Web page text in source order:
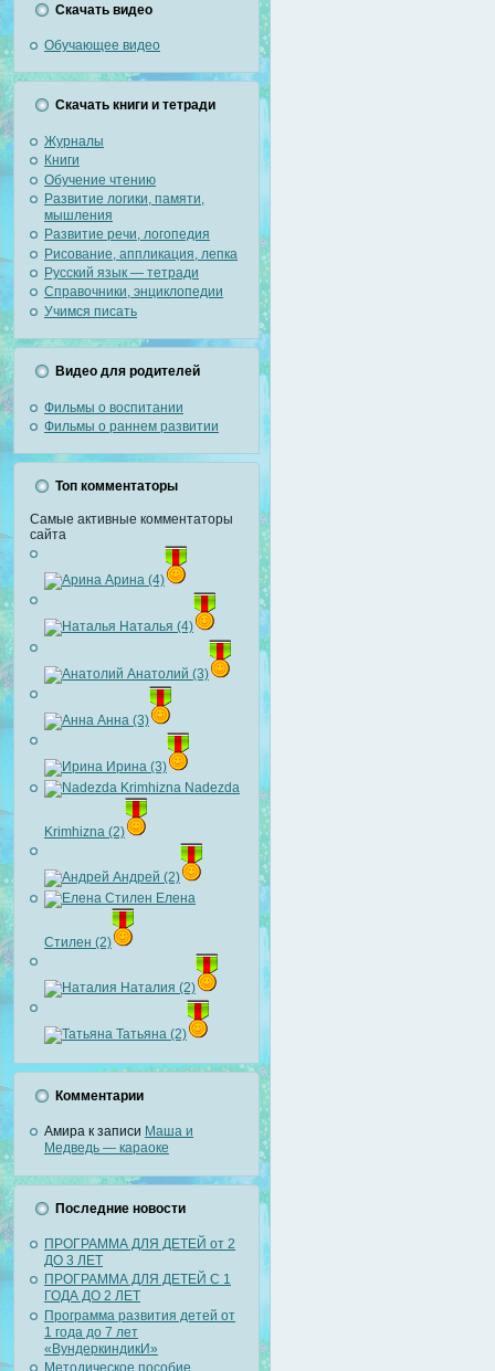
Скачать видео
Обучающее видео
Скачать книги и тетради
Журналы
Книги
Обучение чтению
Развитие логики, памяти,
мышления
Развитие речи, логопедия
Рисование, аппликация, лепка
Русский язык — тетради
Справочники, энциклопедии
Учимся писать
Видео для родителей
Фильмы о воспитании
Фильмы о раннем развитии
Топ комментаторы
Самые активные комментаторы
сайта
Арина (4)
Наталья (4)
Анатолий (3)
Анна (3)
Ирина (3)
Nadezda
Krimhizna (2)
Андрей (2)
Елена
Стилен (2)
Наталия (2)
Татьяна (2)
Комментарии
Амира к записи Маша и
Медведь — караоке
Последние новости
ПРОГРАММА ДЛЯ ДЕТЕЙ от 2
ДО 3 ЛЕТ
ПРОГРАММА ДЛЯ ДЕТЕЙ С 1
ГОДА ДО 2 ЛЕТ
Программа развития детей от
1 года до 7 лет
«ВундеркиндикИ»
Методическое пособие